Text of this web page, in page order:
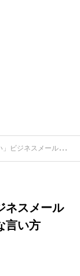
期限延長を依頼する丁寧な言い方
ネスメール
言い方